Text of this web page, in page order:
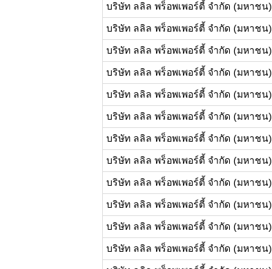
บริษัท ลลิล พร็อพเพอร์ตี้ จำกัด (มหาชน)
บริษัท ลลิล พร็อพเพอร์ตี้ จำกัด (มหาชน)
บริษัท ลลิล พร็อพเพอร์ตี้ จำกัด (มหาชน)
บริษัท ลลิล พร็อพเพอร์ตี้ จำกัด (มหาชน)
บริษัท ลลิล พร็อพเพอร์ตี้ จำกัด (มหาชน)
บริษัท ลลิล พร็อพเพอร์ตี้ จำกัด (มหาชน)
บริษัท ลลิล พร็อพเพอร์ตี้ จำกัด (มหาชน)
บริษัท ลลิล พร็อพเพอร์ตี้ จำกัด (มหาชน)
บริษัท ลลิล พร็อพเพอร์ตี้ จำกัด (มหาชน)
บริษัท ลลิล พร็อพเพอร์ตี้ จำกัด (มหาชน)
บริษัท ลลิล พร็อพเพอร์ตี้ จำกัด (มหาชน)
บริษัท ลลิล พร็อพเพอร์ตี้ จำกัด (มหาชน)